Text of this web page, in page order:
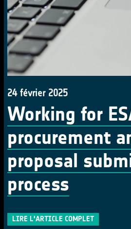
24 février 2025
Working for
procurement
proposal
process
LIRE L'ARTICLE COMPLET